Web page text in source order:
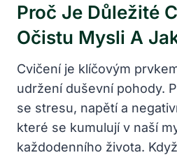
Proč Je Důležité
Očistu Mysli A
Cvičení je klíčovým
udržení duševní pohody.
se stresu, napětí a
které se kumulují v naší
každodenního života.